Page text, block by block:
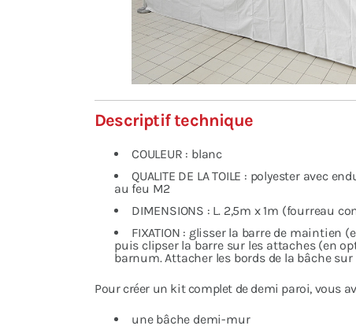
Descriptif technique
COULEUR : blanc
QUALITE DE LA TOILE : polyester avec
au feu M2
DIMENSIONS : L. 2,5m x 1m (fourreau
FIXATION : glisser la barre de maintien
puis clipser la barre sur les attaches (en
barnum. Attacher les bords de la bâche
Pour créer un kit complet de demi paroi, vous
une bâche demi-mur